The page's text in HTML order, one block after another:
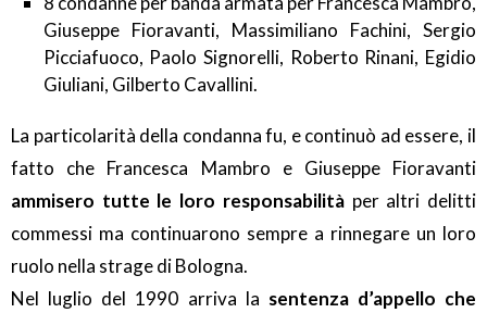
Giuseppe Fioravanti, Massimiliano Fachini, Sergio
Picciafuoco, Paolo Signorelli, Roberto Rinani, Egidio
Giuliani, Gilberto Cavallini.
La particolarità della condanna fu, e continuò ad essere, il
fatto che Francesca Mambro e Giuseppe Fioravanti
ammisero tutte le loro responsabilitàper altri delitti
commessi ma continuarono sempre a rinnegare un loro
ruolo nella strage di Bologna.
Nel luglio del 1990 arriva la sentenza d’appello che